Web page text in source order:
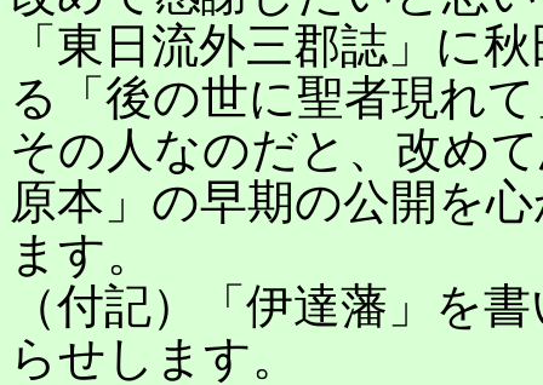
「東日流外三郡誌」に
る「後の世に聖者現れ
その人なのだと、改め
原本」の早期の公開を
ます。
（付記）「伊達藩」を
らせします。